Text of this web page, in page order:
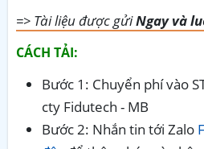
=> Tài liệu được gửiNgay và
CÁCH TẢI:
Bước 1: Chuyển phí vào
cty Fidutech - MB
Bước 2: Nhắn tin tới Zalo